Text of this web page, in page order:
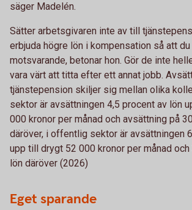
säger Madelén.
Sätter arbetsgivaren inte av till
erbjuda högre lön i kompensation så att
motsvarande, betonar hon. Gör de inte
vara värt att titta efter ett annat jobb.
tjänstepension skiljer sig mellan olika
sektor är avsättningen 4,5 procent av lön
000 kronor per månad och avsättning på
däröver, i offentlig sektor är avsättningen
upp till drygt 52 000 kronor per månad
lön däröver (2026)
Eget sparande